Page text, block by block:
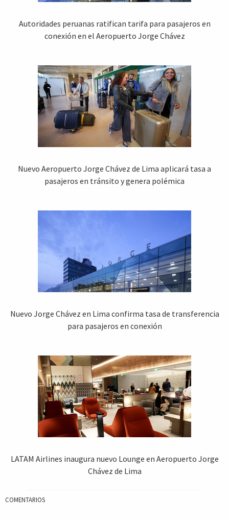
Autoridades peruanas ratifican tarifa para pasajeros en
conexión en el Aeropuerto Jorge Chávez
Nuevo Aeropuerto Jorge Chávez de Lima aplicará tasa a
pasajeros en tránsito y genera polémica
Nuevo Jorge Chávez en Lima confirma tasa de transferencia
para pasajeros en conexión
LATAM Airlines inaugura nuevo Lounge en Aeropuerto Jorge
Chávez de Lima
COMENTARIOS